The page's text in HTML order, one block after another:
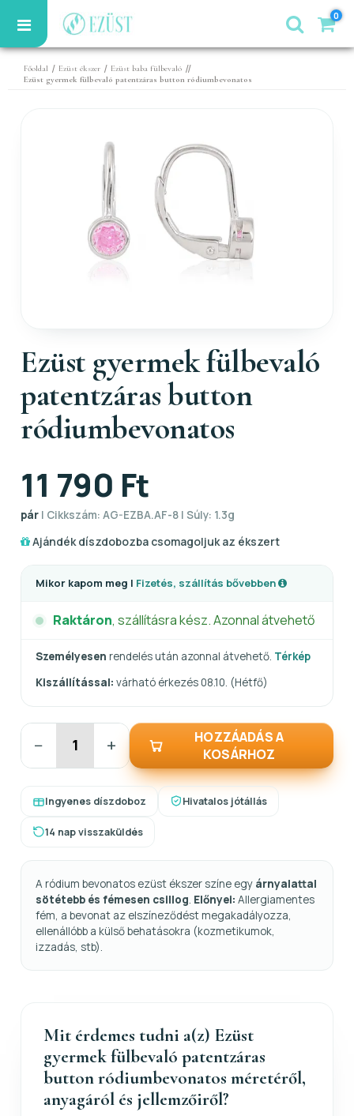
0
Főoldal / Ezüst ékszer / Ezüst baba fülbevaló //
Ezüst gyermek fülbevaló patentzáras button ródiumbevonatos
Ezüst gyermek fülbevaló
patentzáras button
ródiumbevonatos
11 790 Ft
pár | Cikkszám: AG-EZBA.AF-8 | Súly: 1.3g
Ajándék díszdobozba csomagoljuk az ékszert
Mikor kapom meg | Fizetés, szállítás bővebben
Raktáron, szállításra kész. Azonnal átvehető
Személyesen rendelés után azonnal átvehető. Térkép
Kiszállítással: várható érkezés 08.10. (Hétfő)
− +
HOZZÁADÁS A
KOSÁRHOZ
Ingyenes díszdoboz Hivatalos jótállás
14 nap visszaküldés
A ródium bevonatos ezüst ékszer színe egy árnyalattal
sötétebb és fémesen csillog. Előnyei: Allergiamentes
fém, a bevonat az elszíneződést megakadályozza,
ellenállóbb a külső behatásokra (kozmetikumok,
izzadás, stb).
Mit érdemes tudni a(z) Ezüst
gyermek fülbevaló patentzáras
button ródiumbevonatos méretéről,
anyagáról és jellemzőiről?